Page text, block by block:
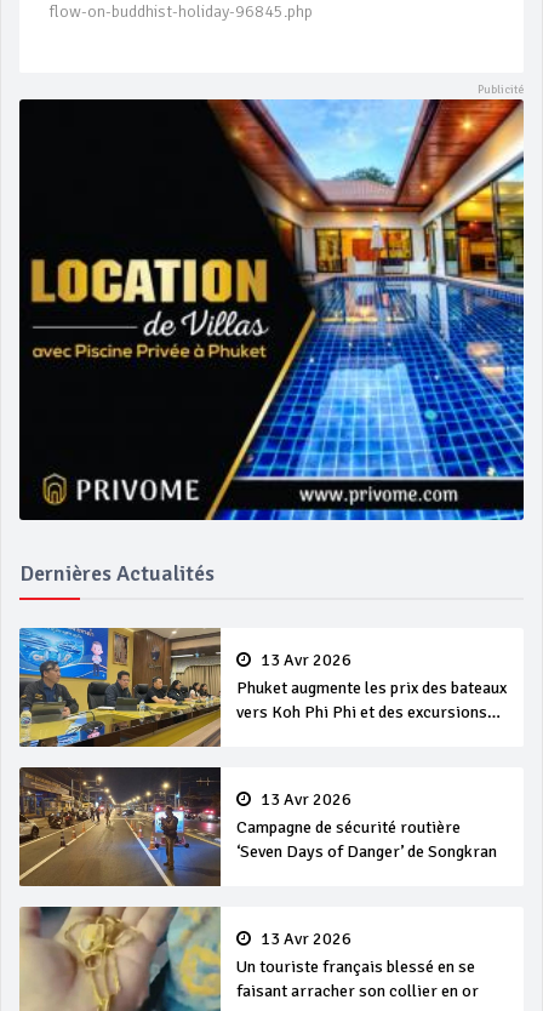
flow-on-buddhist-holiday-96845.php
Dernières Actualités
13 Avr 2026
Phuket augmente les prix des bateaux
vers Koh Phi Phi et des excursions
13 Avr 2026
Campagne de sécurité routière
‘Seven Days of Danger’ de Songkran
13 Avr 2026
Un touriste français blessé en se
faisant arracher son collier en or